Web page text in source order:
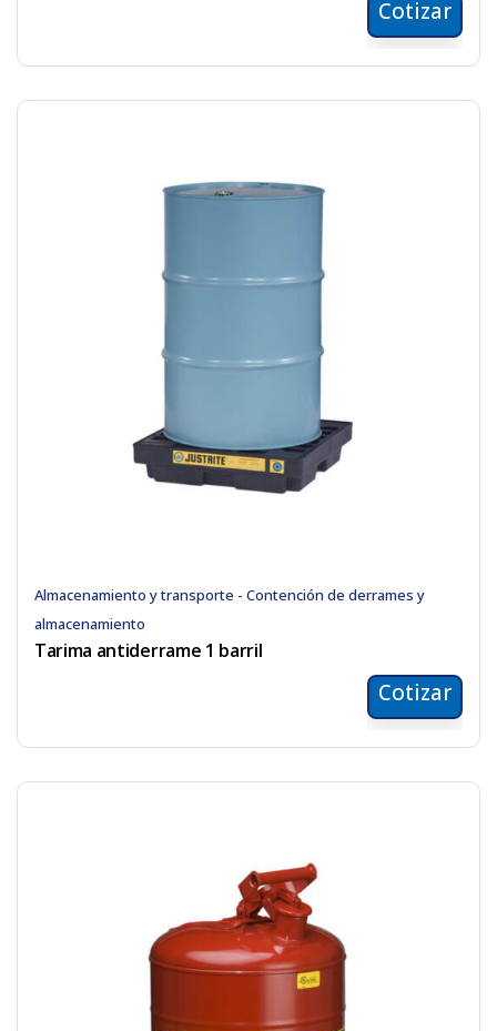
Cotizar
Almacenamiento y transporte - Contención de derrames y
almacenamiento
Tarima antiderrame 1 barril
Cotizar